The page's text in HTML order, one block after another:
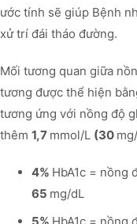
ước tính sẽ giúp Bệnh
xử trí đái tháo đường.
Mối tương quan giữa
tương được thể hiện
tương ứng với nồng độ
thêm 1,7 mmol/L (30
4% HbA1c = nồng
65 mg/dL